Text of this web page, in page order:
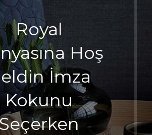
Royal
Hoş
İmza
Kokunu